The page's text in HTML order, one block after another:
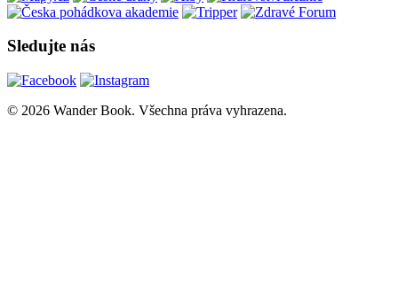
Sledujte nás
© 2026 Wander Book. Všechna práva vyhrazena.